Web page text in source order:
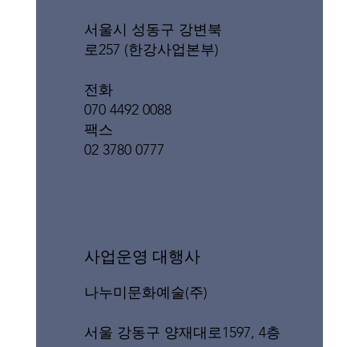
서울시 성동구 강변북
로257 (한강사업본부)
전화
070 4492 0088
팩스
02 3780 0777
​사업운영 대행사
나누미문화예술(주)
서울 강동구 양재대로1597, 4층